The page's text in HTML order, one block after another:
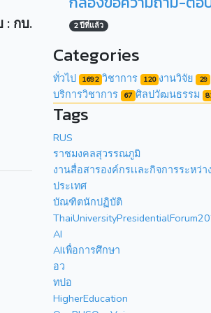
: กบ. 2 ปีที่แล้ว
Categories
ทั่วไป 1692 วิชาการ 120 งานวิจัย 29
บริการวิชาการ 67 ศิลปวัฒนธรรม
Tags
RUS
ราชมงคลสุวรรณภูมิ
งานสื่อสารองค์กรเเละกิจการระหว่าง
ประเทศ
บัณฑิตนักปฏิบัติ
AI
AIเพื่อการศึกษา
อว
ทปอ
HigherEducation